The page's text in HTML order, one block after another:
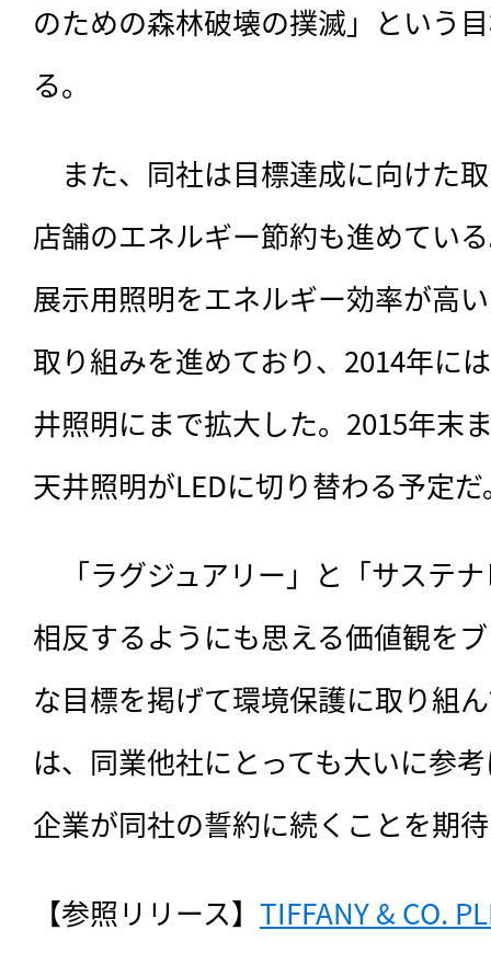
のための森林破壊の撲滅」という
る。
また、同社は目標達成に向けた
店舗のエネルギー節約も進めてい
展示用照明をエネルギー効率が高
取り組みを進めており、2014年に
井照明にまで拡大した。2015年末
天井照明がLEDに切り替わる予定だ
「ラグジュアリー」と「サステ
相反するようにも思える価値観を
な目標を掲げて環境保護に取り組
は、同業他社にとっても大いに参
企業が同社の誓約に続くことを期
【参照リリース】 TIFFANY & CO.